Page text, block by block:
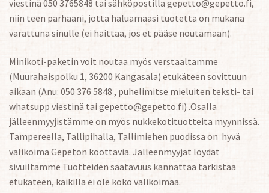
viestinä 050 3765848 tai sähköpostilla gepetto@gepetto.fi,
niin teen parhaani, jotta haluamaasi tuotetta on mukana
varattuna sinulle (ei haittaa, jos et pääse noutamaan).
Minikoti-paketin voit noutaa myös verstaaltamme
(Muurahaispolku 1, 36200 Kangasala) etukäteen sovittuun
aikaan (Anu: 050 376 5848 , puhelimitse mieluiten teksti- tai
whatsupp viestinä tai gepetto@gepetto.fi) .Osalla
jälleenmyyjistämme on myös nukkekotituotteita myynnissä.
Tampereella, Tallipihalla, Tallimiehen puodissa on hyvä
valikoima Gepeton koottavia. Jälleenmyyjät löydät
sivuiltamme Tuotteiden saatavuus kannattaa tarkistaa
etukäteen, kaikilla ei ole koko valikoimaa.